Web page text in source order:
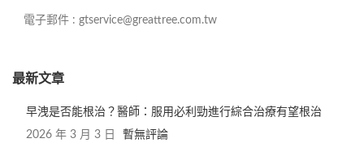
電子郵件 : gtservice@greattree.com.tw
最新文章
早洩是否能根治？醫師：服用必利勁進行綜合治療有望根治
2026 年 3 月 3 日 暫無評論